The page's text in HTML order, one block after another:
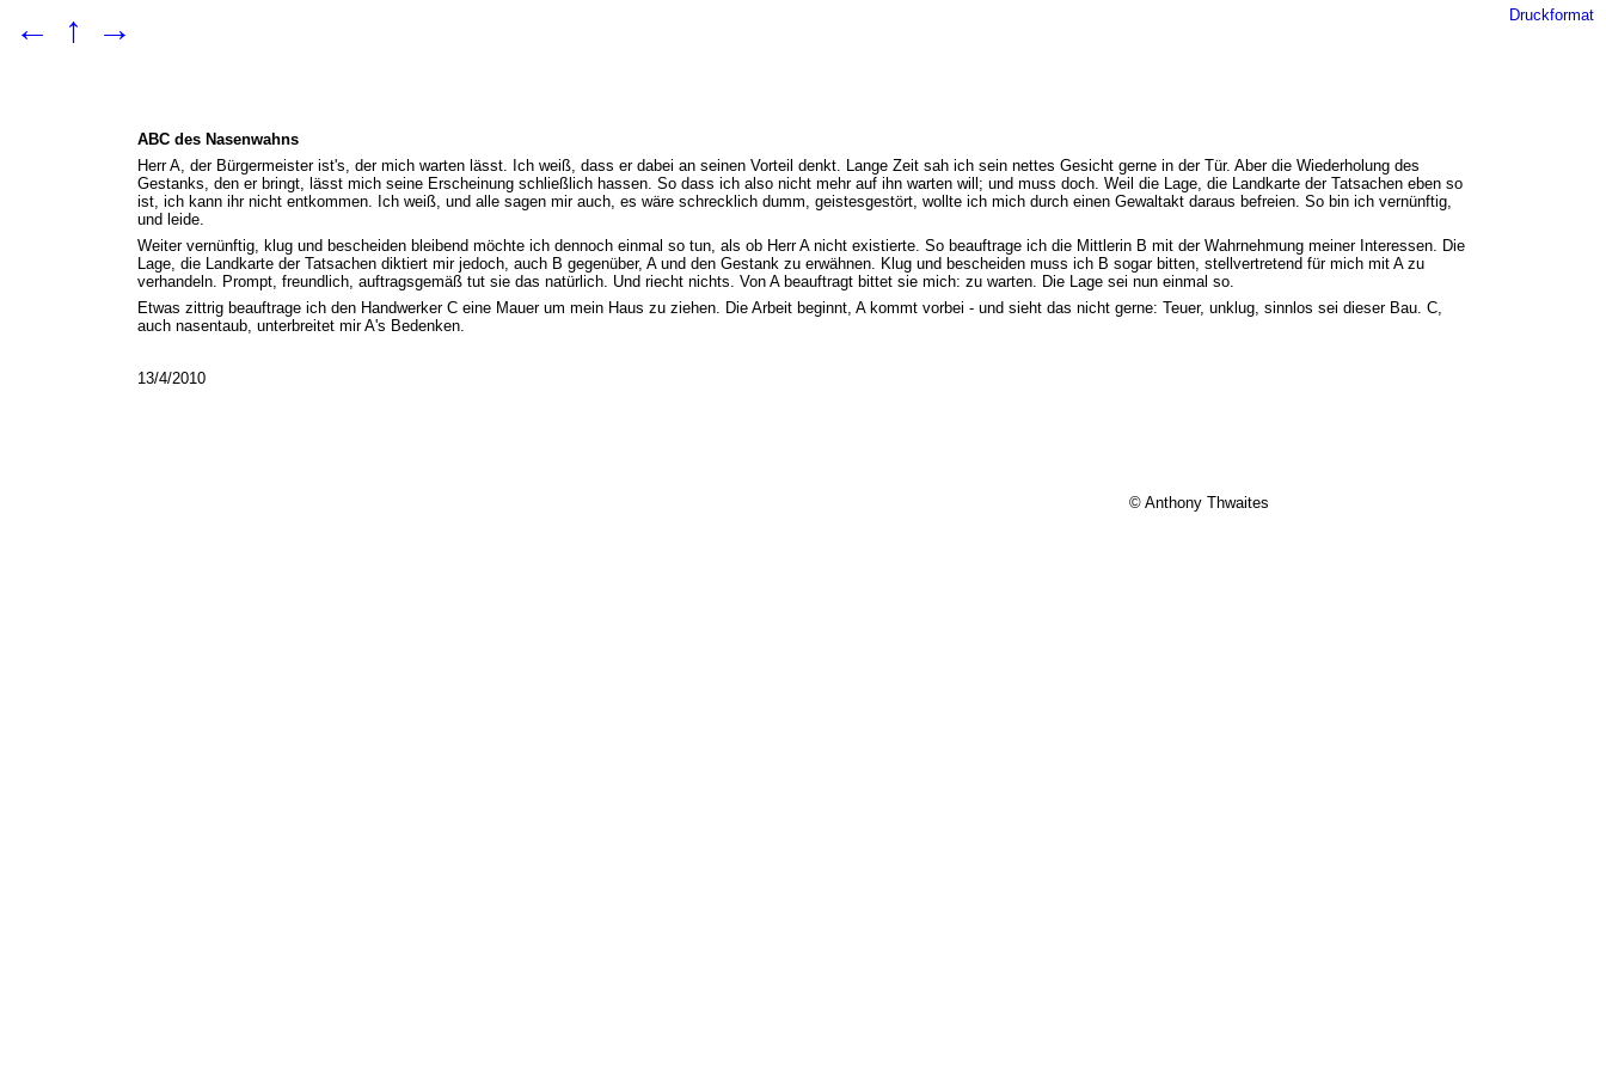
← ↑ → Druckformat
ABC des Nasenwahns
Herr A, der Bürgermeister ist's, der mich warten lässt. Ich weiß, dass er dabei an seinen Vorteil denkt. Lange Zeit sah ich sein nettes Gesicht gerne in der Tür. Aber die Wiederholung des
Gestanks, den er bringt, lässt mich seine Erscheinung schließlich hassen. So dass ich also nicht mehr auf ihn warten will; und muss doch. Weil die Lage, die Landkarte der Tatsachen eben so
ist, ich kann ihr nicht entkommen. Ich weiß, und alle sagen mir auch, es wäre schrecklich dumm, geistesgestört, wollte ich mich durch einen Gewaltakt daraus befreien. So bin ich vernünftig,
und leide.
Weiter vernünftig, klug und bescheiden bleibend möchte ich dennoch einmal so tun, als ob Herr A nicht existierte. So beauftrage ich die Mittlerin B mit der Wahrnehmung meiner Interessen. Die
Lage, die Landkarte der Tatsachen diktiert mir jedoch, auch B gegenüber, A und den Gestank zu erwähnen. Klug und bescheiden muss ich B sogar bitten, stellvertretend für mich mit A zu
verhandeln. Prompt, freundlich, auftragsgemäß tut sie das natürlich. Und riecht nichts. Von A beauftragt bittet sie mich: zu warten. Die Lage sei nun einmal so.
Etwas zittrig beauftrage ich den Handwerker C eine Mauer um mein Haus zu ziehen. Die Arbeit beginnt, A kommt vorbei - und sieht das nicht gerne: Teuer, unklug, sinnlos sei dieser Bau. C,
auch nasentaub, unterbreitet mir A's Bedenken.
13/4/2010
© Anthony Thwaites